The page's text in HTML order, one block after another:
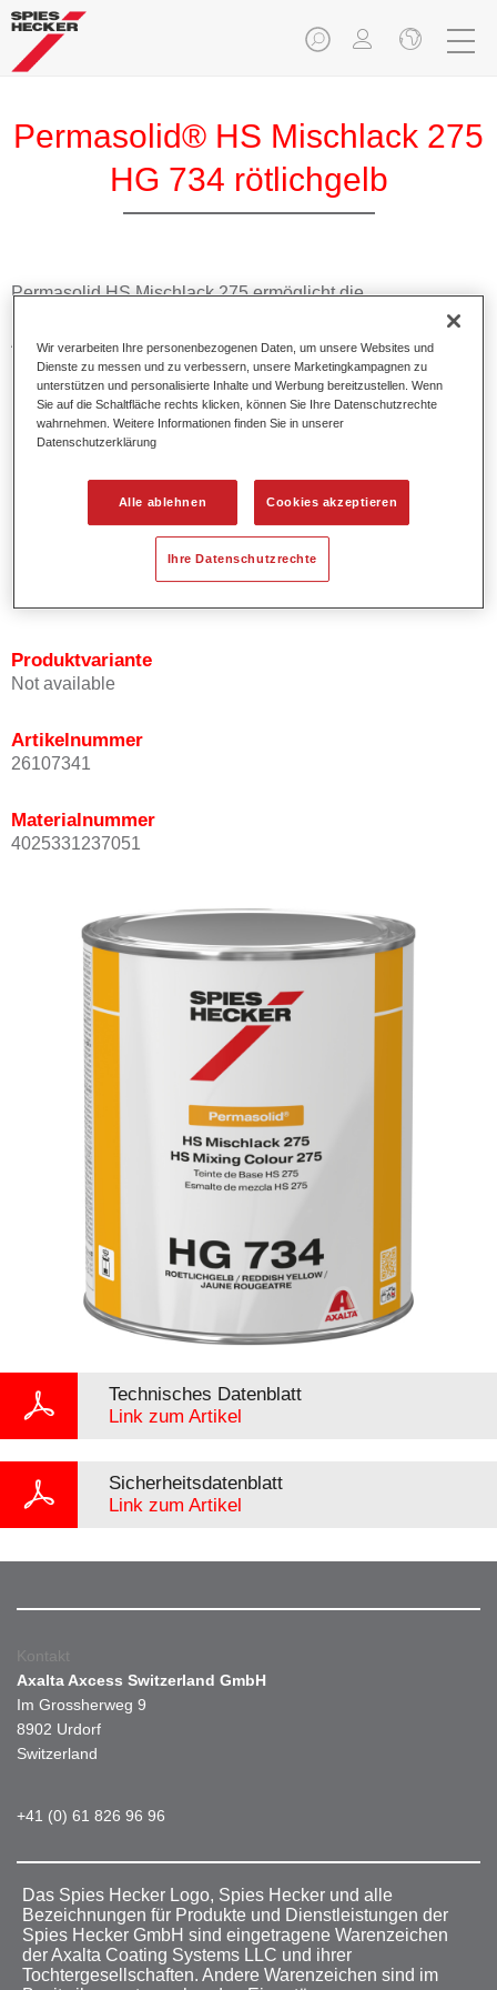
Permasolid® HS Mischlack 275
HG 734 rötlichgelb
Permasolid HS Mischlack 275 ermöglicht die
Farbtonausmischung vom hochwertigen Permasolid HS
Autolack 275 mit allen Uni-Farbtönen für die Pkw-
Lackierung.
Produktmerkmale
Erlaubt eine einfache und schnelle Verarbeitung in 1,5
Ermöglicht schnelle Trocknungszeiten.
Bietet ein hohes Deckvermögen.
Besitzt einen exzellenten Decklackstand.
Entspricht den VOC Anforderungen.
Produktvariante
Not available
Artikelnummer
26107341
Materialnummer
4025331237051
Technisches Datenblatt
Link zum Artikel
Sicherheitsdatenblatt
Link zum Artikel
Kontakt
Axalta Axcess Switzerland GmbH
Im Grossherweg 9
8902 Urdorf
Switzerland
+41 (0) 61 826 96 96
Das Spies Hecker Logo, Spies Hecker und alle
Bezeichnungen für Produkte und Dienstleistungen der
Spies Hecker GmbH sind eingetragene Warenzeichen
der Axalta Coating Systems LLC und ihrer
Tochtergesellschaften. Andere Warenzeichen sind im
Wir verarbeiten Ihre personenbezogenen Daten, um unsere Websites und
Dienste zu messen und zu verbessern, unsere Marketingkampagnen zu
unterstützen und personalisierte Inhalte und Werbung bereitzustellen. Wenn
Sie auf die Schaltfläche rechts klicken, können Sie Ihre Datenschutzrechte
wahrnehmen. Weitere Informationen finden Sie in unserer
Datenschutzerklärung
Alle ablehnen Cookies akzeptieren
Ihre Datenschutzrechte